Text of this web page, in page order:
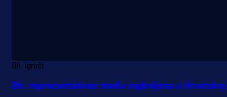
Bh. igrači
Bh. reprezentativac među najboljima u Hrvatskoj